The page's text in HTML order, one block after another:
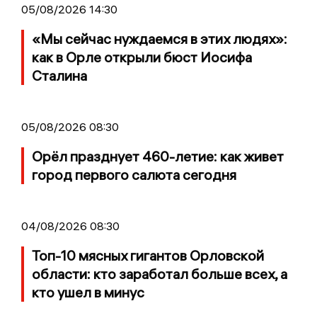
05/08/2026 14:30
«Мы сейчас нуждаемся в этих людях»:
как в Орле открыли бюст Иосифа
Сталина
05/08/2026 08:30
Орёл празднует 460-летие: как живет
город первого салюта сегодня
04/08/2026 08:30
Топ-10 мясных гигантов Орловской
области: кто заработал больше всех, а
кто ушел в минус